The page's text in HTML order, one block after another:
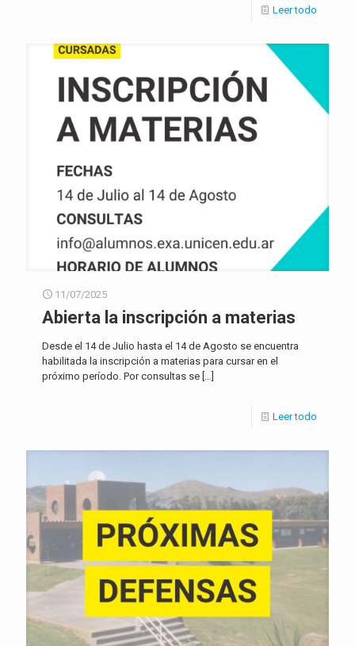
Leer todo
11/07/2025
Abierta la inscripción a materias
Desde el 14 de Julio hasta el 14 de Agosto se encuentra
habilitada la inscripción a materias para cursar en el
próximo período. Por consultas se […]
Leer todo